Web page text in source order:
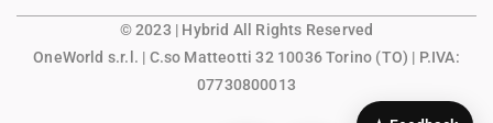
© 2023 | Hybrid All Rights Reserved
OneWorld s.r.l. | C.so Matteotti 32 10036 Torino (TO) | P.IVA:
07730800013